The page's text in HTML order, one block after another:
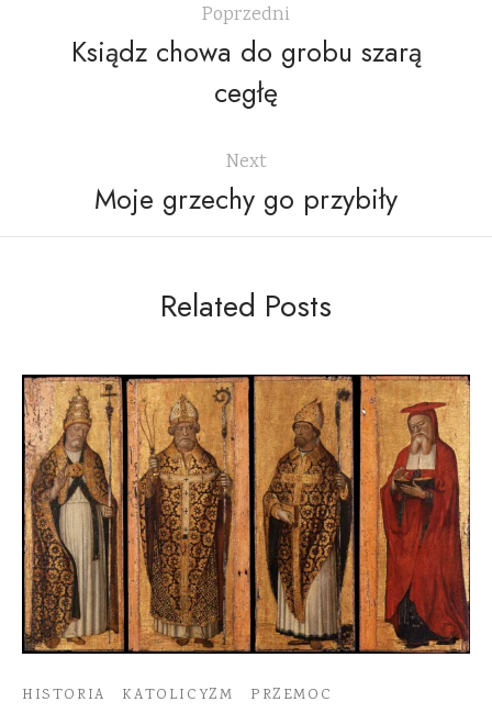
Poprzedni
Ksiądz chowa do grobu szarą
cegłę
Next
Moje grzechy go przybiły
Related Posts
HISTORIA KATOLICYZM PRZEMOC